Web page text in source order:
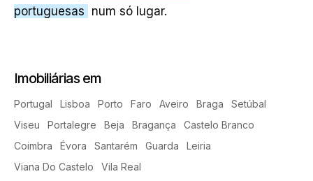
portuguesas num só lugar.
Imobiliárias em
Portugal Lisboa Porto Faro Aveiro Braga
Setúbal
Viseu
Portalegre Beja Bragança
Castelo Branco
Coimbra
Évora Santarém Guarda
Leiria
Viana Do Castelo
Vila Real